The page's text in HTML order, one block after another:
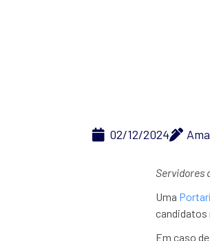
02/12/2024
Servidores
Uma
candidatos
Em caso